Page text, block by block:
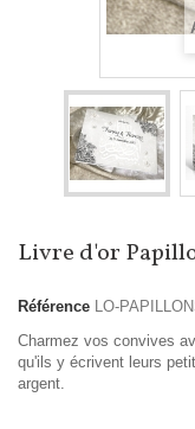
Livre d'or
Référence LO-
Charmez vos convives
qu'ils y écrivent leurs
argent.